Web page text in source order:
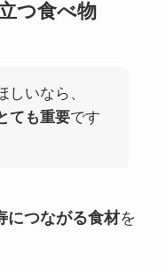
つ食べ物
しいなら、
ても重要です
につながる食材を